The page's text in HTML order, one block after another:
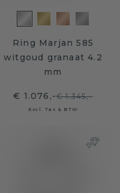
Ring Marjan 585
witgoud granaat 4.2
mm
€ 1.076,-€ 1.345,-
Excl. Tax & BTW